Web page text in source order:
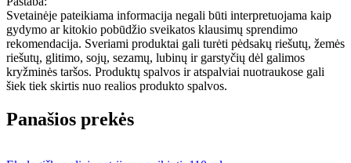
Svetainėje pateikiama informacija negali būti interpretuojama kaip
gydymo ar kitokio pobūdžio sveikatos klausimų sprendimo
rekomendacija. Sveriami produktai gali turėti pėdsakų riešutų, žemės
riešutų, glitimo, sojų, sezamų, lubinų ir garstyčių dėl galimos
kryžminės taršos. Produktų spalvos ir atspalviai nuotraukose gali
šiek tiek skirtis nuo realios produkto spalvos.
Panašios prekės